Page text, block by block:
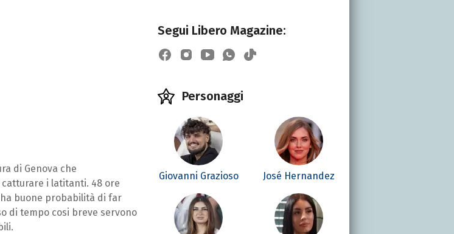
di Genova che
i latitanti. 48 ore
buone probabilità di far
di tempo cosi breve servono
Segui Libero Magazine:
Personaggi
Giovanni Grazioso José Hernandez